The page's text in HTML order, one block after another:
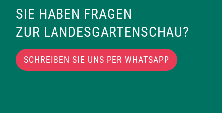
SIE HABEN FRAGEN
ZUR LANDESGARTENSCHAU?
SCHREIBEN SIE UNS PER WHATSAPP